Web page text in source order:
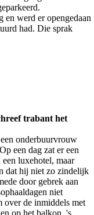
werd er opengedaan
had. Die sprak
trabant het
onderbuurvrouw
een dag zat er een
luxehotel, maar
dat hij niet zo zindelijk
door gebrek aan
niet
over de inmiddels met
op het balkon. 's